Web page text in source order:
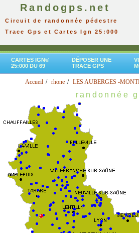
Randogps.net
Circuit de randonnée pédestre
Trace Gps et Cartes Ign 25:000
CARTES IGN®
25:000 DU 69
DÉPOSER UNE
TRACE GPS
Accueil rhone LES AUBERGES -
randonnée